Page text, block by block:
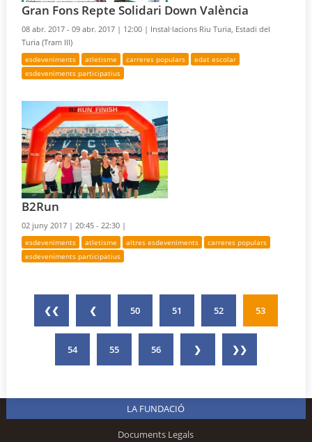
Gran Fons Repte Solidari Down València
08 abr. 2017 - 09 abr. 2017 | 12:00 | Instal·lacions Riu Turia, Estadi del
Turia (Tram III)
esdeveniments atletisme carreres populars
edat escolar
esdeveniments participatius
B2Run
02 juny 2017 |20:45 - 22:30 |
esdeveniments atletisme altres esdeveniments
carreres populars
esdeveniments participatius
❮❮ ❮ 50 51 52 53
54 55 56 ❯ ❯❯
LA FUNDACIÓ
Documents Legals